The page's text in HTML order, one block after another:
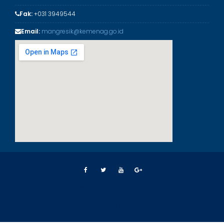
Fak:+031 3949544
Email: mangresik@kemenag.go.id